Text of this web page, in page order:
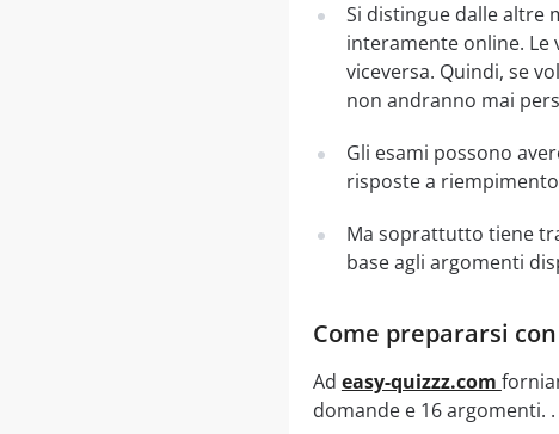
Si distingue dalle altre
interamente online. Le
viceversa. Quindi, se
non andranno mai
Gli esami possono
risposte a
Ma soprattutto tiene
base agli argomenti
Come prepararsi
Ad easy-quizzz.com
domande e 16 argomenti. .